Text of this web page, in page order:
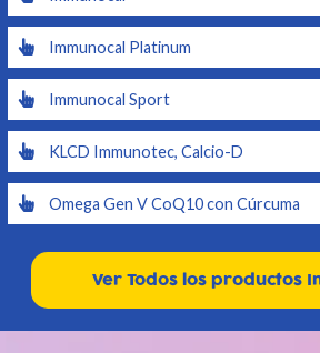
Immunocal Platinum
Immunocal Sport
KLCD Immunotec, Calcio-D
Omega Gen V CoQ10 con Cúrcuma
Ver Todos los productos